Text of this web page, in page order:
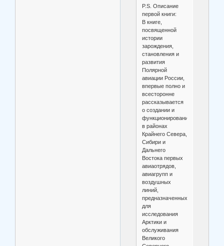
P.S. Описание
первой книги:
В книге,
посвященной
истории
зарождения,
становления и
развития
Полярной
авиации России,
впервые полно и
всесторонне
рассказывается
о создании и
функционировании
в районах
Крайнего Севера,
Сибири и
Дальнего
Востока первых
авиаотрядов,
авиагрупп и
воздушных
линий,
предназначенных
для
исследования
Арктики и
обслуживания
Великого